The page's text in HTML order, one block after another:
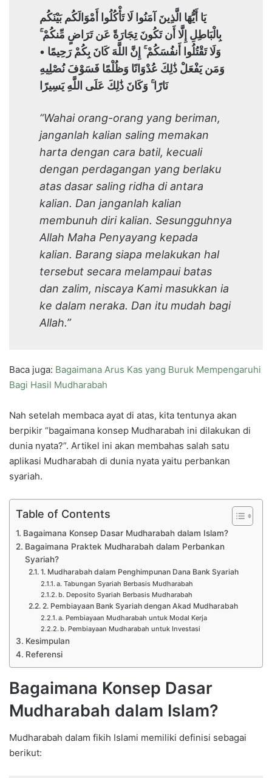
يَا أَيُّهَا الَّذِينَ آمَنُوا لَا تَأْكُلُوا أَمْوَالَكُم بَيْنَكُم
بِالْبَاطِلِ إِلَّا أَن تَكُونَ تِجَارَةً عَن تَرَاضٍ مِّنكُمْ ۚ
وَلَا تَقْتُلُوا أَنفُسَكُمْ ۚ إِنَّ اللَّهَ كَانَ بِكُمْ رَحِيمًا •
وَمَن يَفْعَلْ ذَٰلِكَ عُدْوَانًا وَظُلْمًا فَسَوْفَ نُصْلِيهِ
نَارًا ۚ وَكَانَ ذَٰلِكَ عَلَى اللَّهِ يَسِيرًا
“Wahai orang-orang yang beriman,
janganlah kalian saling memakan
harta dengan cara batil, kecuali
dengan perdagangan yang berlaku
atas dasar saling ridha di antara
kalian. Dan janganlah kalian
membunuh diri kalian. Sesungguhnya
Allah Maha Penyayang kepada
kalian. Barang siapa melakukan hal
tersebut secara melampaui batas
dan zalim, niscaya Kami masukkan ia
ke dalam neraka. Dan itu mudah bagi
Allah.”
Baca juga: Bagaimana Arus Kas yang Buruk Mempengaruhi
Bagi Hasil Mudharabah
Nah setelah membaca ayat di atas, kita tentunya akan
berpikir “bagaimana konsep Mudharabah ini dilakukan di
dunia nyata?”. Artikel ini akan membahas salah satu
aplikasi Mudharabah di dunia nyata yaitu perbankan
syariah.
Table of Contents
Bagaimana Konsep Dasar Mudharabah dalam Islam?
Bagaimana Praktek Mudharabah dalam Perbankan
Syariah?
1. Mudharabah dalam Penghimpunan Dana Bank Syariah
a. Tabungan Syariah Berbasis Mudharabah
b. Deposito Syariah Berbasis Mudharabah
2. Pembiayaan Bank Syariah dengan Akad Mudharabah
a. Pembiayaan Mudharabah untuk Modal Kerja
b. Pembiayaan Mudharabah untuk Investasi
Kesimpulan
Referensi
Bagaimana Konsep Dasar
Mudharabah dalam Islam?
Mudharabah dalam fikih Islami memiliki definisi sebagai
berikut: